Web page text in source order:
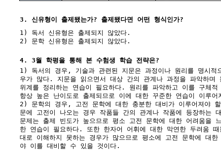
3. 신유형이 출제됐는가? 출제됐다면 어떤 형식인가?
1) 독서 신유형은 출제되지 않았다.
2) 문학 신유형은 출제되지 않았다.
4. 3월 학평을 통해 본 수험생 학습 전략은?
1) 독서의 경우, 기술과 관련된 지문은 과정이나 원리를 명시적
우가 많다. 지문을 읽으면서 대상 간의 관계나 과정을 파악하며
위계를 정리하는 연습이 필요하다. 원리를 파악하고 이를 구체적
항상 높은 난이도로 출제되므로 이에 대한 꾸준한 연습이 이루
2) 문학의 경우, 고전 문학에 대한 충분한 대비가 이루어져야
문에 고전이 나오는 경우 작품들 간의 관계나 작품에 등장하는
문제는 출제 빈도가 높으므로 평소 고전 문학에 대한 어려움을
한 연습이 필요하다. 또한 한자어 어휘에 대한 막연한 두려움
대로 이해하지 못하는 경우가 많으므로 평소에 고전 문학에 대한
야 이를 대비할 수 있을 것이다.